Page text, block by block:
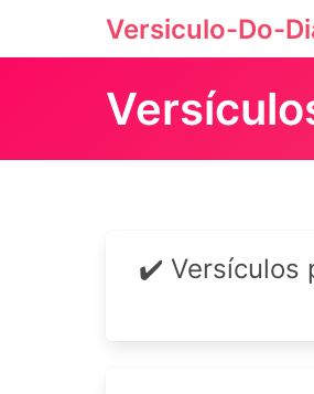
Versiculo-Do-
✔️ Versículos